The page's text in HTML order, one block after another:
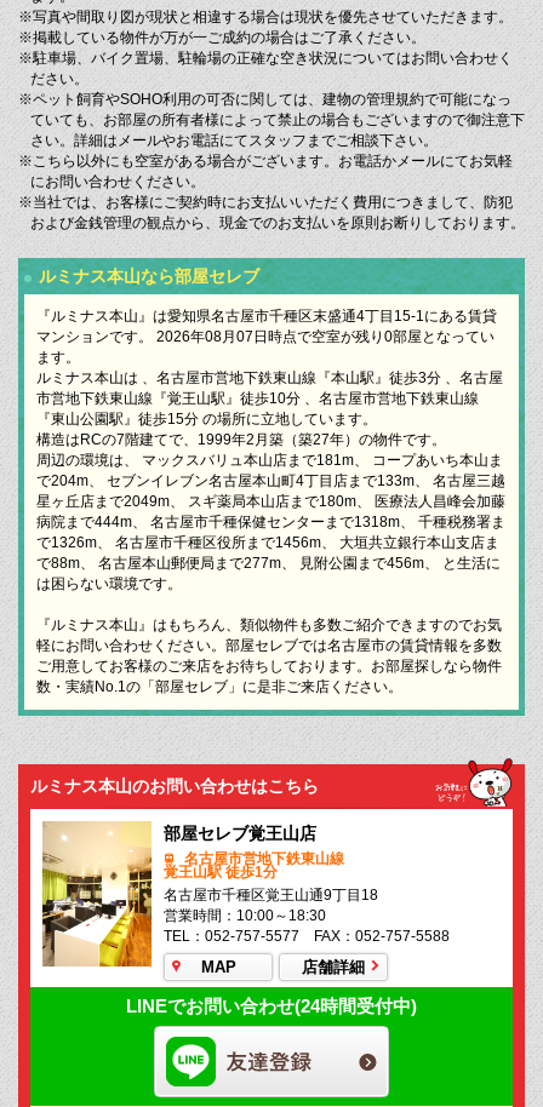
※写真や間取り図が現状と相違する場合は現状を優先させていただきます。
※掲載している物件が万が一ご成約の場合はご了承ください。
※駐車場、バイク置場、駐輪場の正確な空き状況についてはお問い合わせく
ださい。
※ペット飼育やSOHO利用の可否に関しては、建物の管理規約で可能になっ
ていても、お部屋の所有者様によって禁止の場合もございますので御注意下
さい。詳細はメールやお電話にてスタッフまでご相談下さい。
※こちら以外にも空室がある場合がございます。お電話かメールにてお気軽
にお問い合わせください。
※当社では、お客様にご契約時にお支払いいただく費用につきまして、防犯
および金銭管理の観点から、現金でのお支払いを原則お断りしております。
ルミナス本山なら部屋セレブ
『ルミナス本山』は愛知県名古屋市千種区末盛通4丁目15-1にある賃貸
マンションです。 2026年08月07日時点で空室が残り0部屋となってい
ます。
ルミナス本山は 、名古屋市営地下鉄東山線『本山駅』徒歩3分 、名古屋
市営地下鉄東山線『覚王山駅』徒歩10分 、名古屋市営地下鉄東山線
『東山公園駅』徒歩15分 の場所に立地しています。
構造はRCの7階建てで、1999年2月築（築27年）の物件です。
周辺の環境は、 マックスバリュ本山店まで181m、 コープあいち本山ま
で204m、 セブンイレブン名古屋本山町4丁目店まで133m、 名古屋三越
星ヶ丘店まで2049m、 スギ薬局本山店まで180m、 医療法人昌峰会加藤
病院まで444m、 名古屋市千種保健センターまで1318m、 千種税務署ま
で1326m、 名古屋市千種区役所まで1456m、 大垣共立銀行本山支店ま
で88m、 名古屋本山郵便局まで277m、 見附公園まで456m、 と生活に
は困らない環境です。
『ルミナス本山』はもちろん、類似物件も多数ご紹介できますのでお気
軽にお問い合わせください。部屋セレブでは名古屋市の賃貸情報を多数
ご用意してお客様のご来店をお待ちしております。お部屋探しなら物件
数・実績No.1の「部屋セレブ」に是非ご来店ください。
ルミナス本山のお問い合わせはこちら
部屋セレブ覚王山店
名古屋市営地下鉄東山線
覚王山駅 徒歩1分
名古屋市千種区覚王山通9丁目18
営業時間：10:00～18:30
TEL：052-757-5577 FAX：052-757-5588
MAP 店舗詳細
LINEでお問い合わせ(24時間受付中)